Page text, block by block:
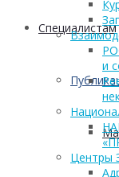
Cпециалистам
и
Центры